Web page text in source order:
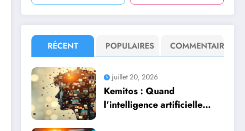
RÉCENT POPULAIRES COMMENTAIRE
juillet 20, 2026
Kemitos : Quand
l’intelligence artificielle